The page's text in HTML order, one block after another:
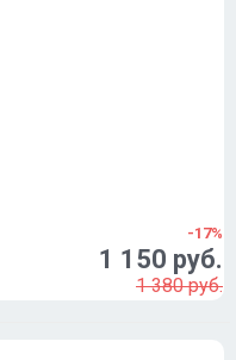
-17%
1 150 руб.
1 380 руб.